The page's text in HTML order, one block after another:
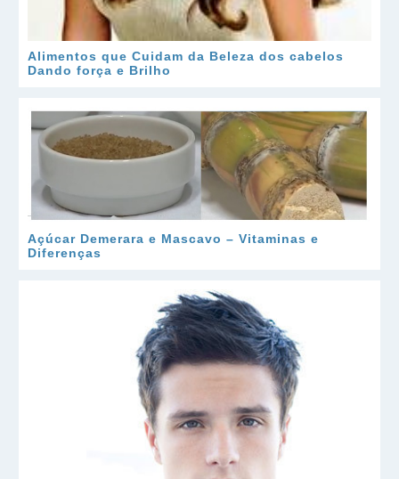
Alimentos que Cuidam da Beleza dos cabelos
Dando força e Brilho
Açúcar Demerara e Mascavo – Vitaminas e
Diferenças